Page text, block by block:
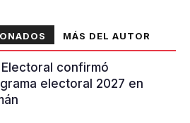
MÁS DEL AUTOR
confirmó
electoral 2027 en